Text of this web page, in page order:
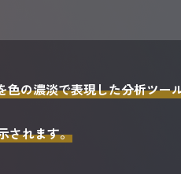
色の濃淡で表現した分析ツー
されます。